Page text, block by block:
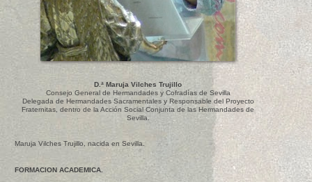
D.ª Maruja Vilches Trujillo
Consejo General de Hermandades y Cofradías de Sevilla
Delegada de Hermandades Sacramentales y Responsable del Proyecto
Fraternitas, dentro de la Acción Social Conjunta de las Hermandades de
Sevilla.
Maruja Vilches Trujillo, nacida en Sevilla.
FORMACION ACADEMICA.